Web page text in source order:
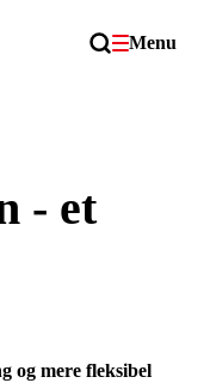
Menu
- et
og mere fleksibel